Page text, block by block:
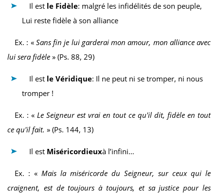
Il est le Fidèle: malgré les infidélités de son peuple,
Lui reste fidèle à son alliance
Ex. : « Sans fin je lui garderai mon amour, mon alliance avec
lui sera fidèle » (Ps. 88, 29)
Il est le Véridique: Il ne peut ni se tromper, ni nous
tromper !
Ex. : « Le Seigneur est vrai en tout ce qu'il dit, fidèle en tout
ce qu'il fait. » (Ps. 144, 13)
Il est Miséricordieuxà l’infini…
Ex. : « Mais la miséricorde du Seigneur, sur ceux qui le
craignent, est de toujours à toujours, et sa justice pour les